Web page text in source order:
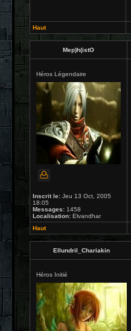
Haut
Mep)h(istO
Héros Légendaire
Inscrit le: Jeu 13 Oct, 2005
18:05
Messages: 1458
Localisation: Elvandhar
Haut
Ellundril_Chariakin
Héros Initié